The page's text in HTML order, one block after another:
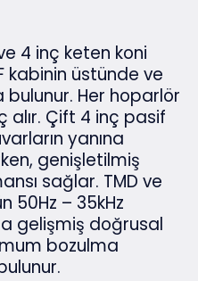
4 inç keten koni
kabinin üstünde ve
Her hoparlör
alır. Çift 4 inç pasif
yanına
genişletilmiş
sağlar. TMD ve
50Hz – 35kHz
gelişmiş doğrusal
bozulma